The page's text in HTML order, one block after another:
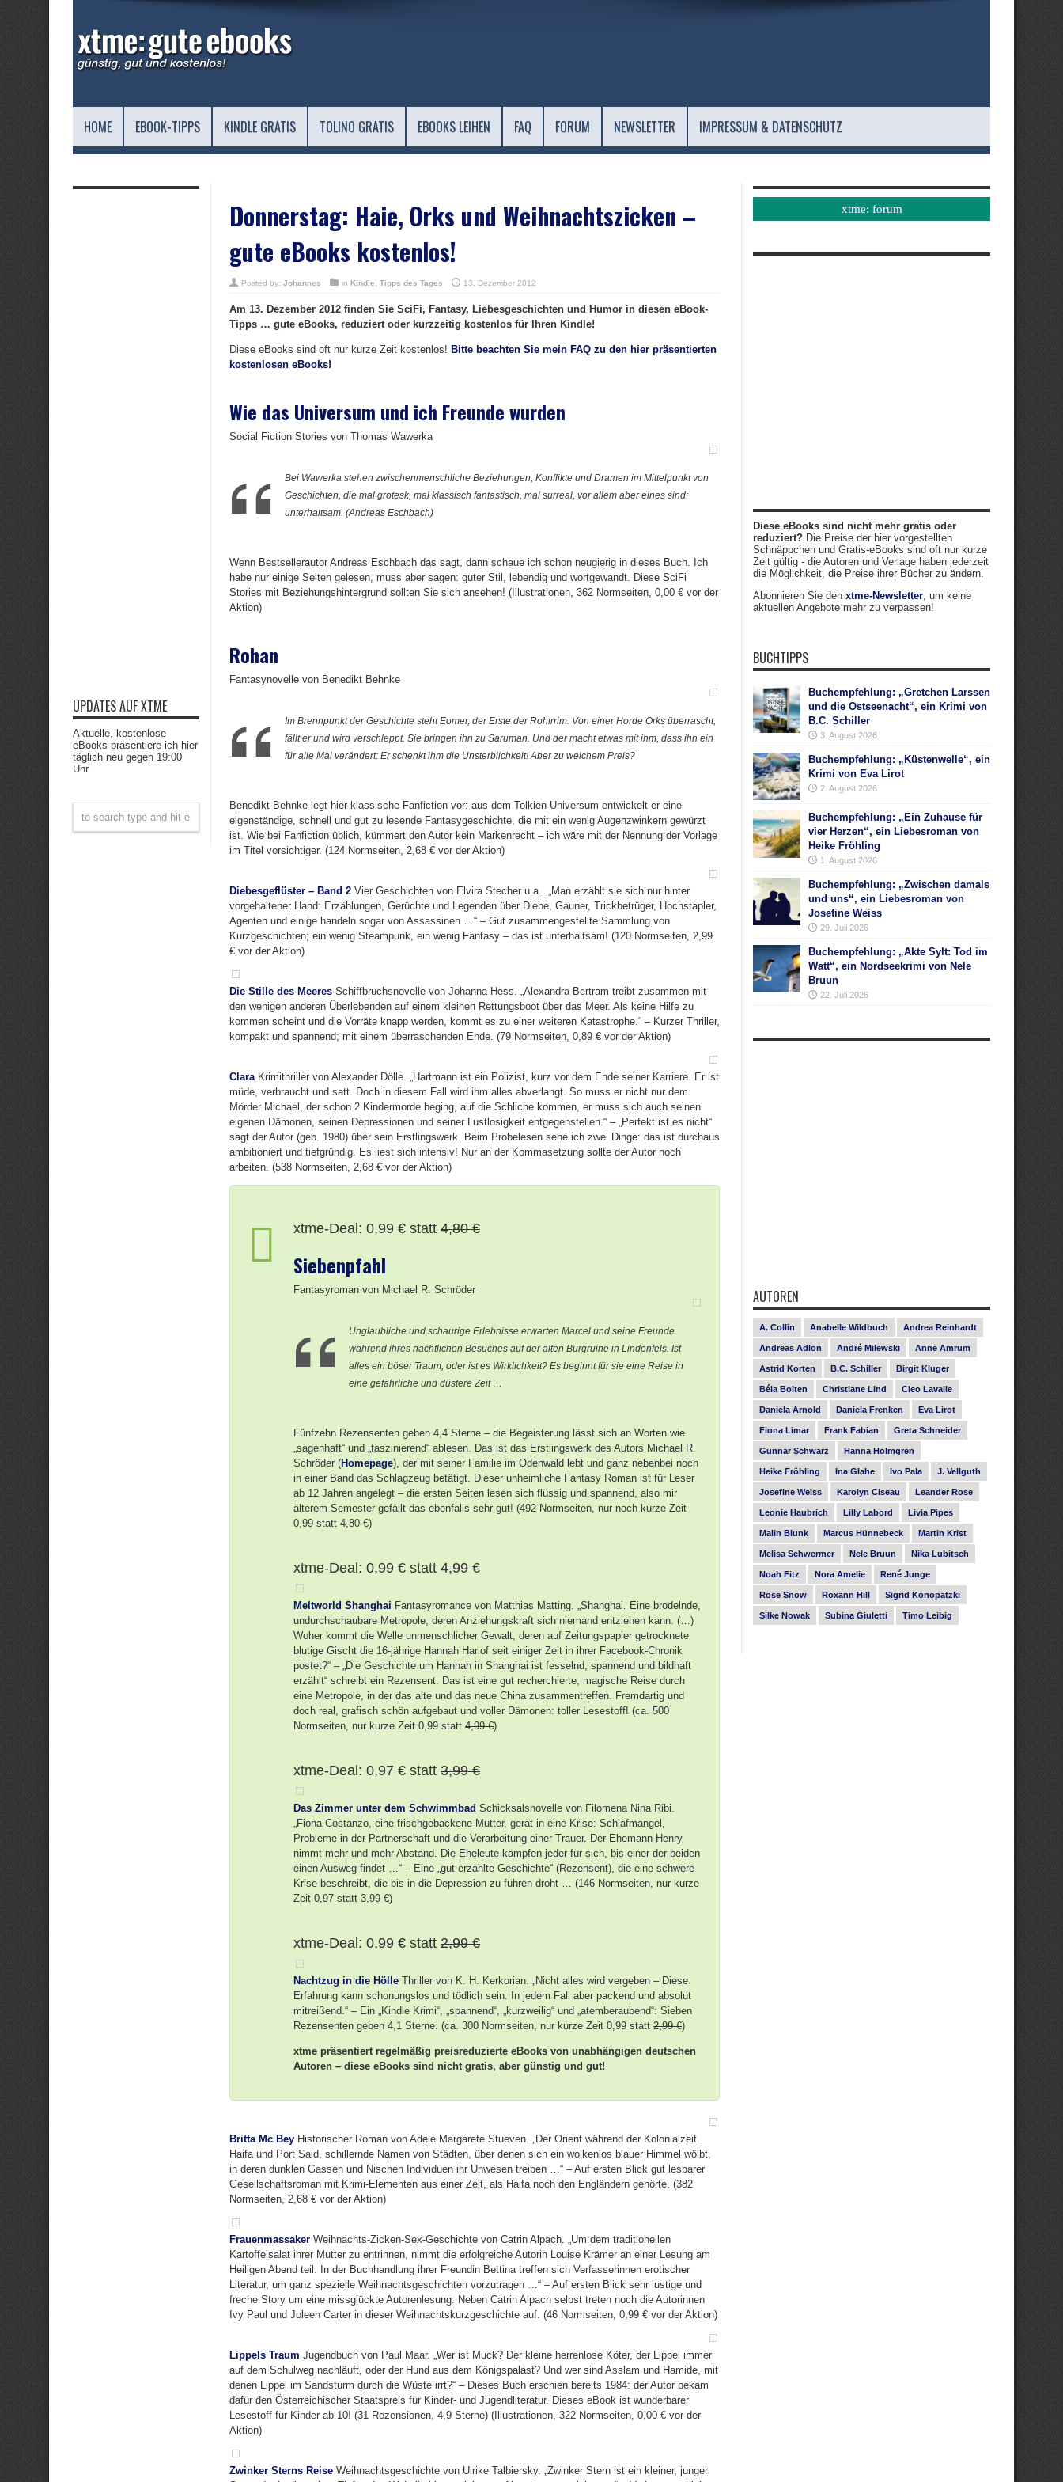
HOME EBOOK-TIPPS KINDLE GRATIS TOLINO GRATIS EBOOKS LEIHEN FAQ FORUM NEWSLETTER IMPRESSUM & DATENSCHUTZ
Donnerstag: Haie, Orks und Weihnachtszicken –
gute eBooks kostenlos!
Posted by: Johannes in Kindle Tipps des Tages 13. Dezember 2012
Am 13. Dezember 2012 finden Sie SciFi, Fantasy, Liebesgeschichten und Humor in diesen eBook-
Tipps … gute eBooks, reduziert oder kurzzeitig kostenlos für Ihren Kindle!
Diese eBooks sind oft nur kurze Zeit kostenlos! Bitte beachten Sie mein FAQ zu den hier präsentierten
kostenlosen eBooks!
Wie das Universum und ich Freunde wurden
Social Fiction Stories von Thomas Wawerka
Bei Wawerka stehen zwischenmenschliche Beziehungen, Konflikte und Dramen im Mittelpunkt von
Geschichten, die mal grotesk, mal klassisch fantastisch, mal surreal, vor allem aber eines sind:
unterhaltsam. (Andreas Eschbach)
Wenn Bestsellerautor Andreas Eschbach das sagt, dann schaue ich schon neugierig in dieses Buch. Ich
habe nur einige Seiten gelesen, muss aber sagen: guter Stil, lebendig und wortgewandt. Diese SciFi
Stories mit Beziehungshintergrund sollten Sie sich ansehen! (Illustrationen, 362 Normseiten, 0,00 € vor der
Aktion)
Rohan
Fantasynovelle von Benedikt Behnke
Im Brennpunkt der Geschichte steht Eomer, der Erste der Rohirrim. Von einer Horde Orks überrascht,
fällt er und wird verschleppt. Sie bringen ihn zu Saruman. Und der macht etwas mit ihm, dass ihn ein
für alle Mal verändert: Er schenkt ihm die Unsterblichkeit! Aber zu welchem Preis?
Benedikt Behnke legt hier klassische Fanfiction vor: aus dem Tolkien-Universum entwickelt er eine
eigenständige, schnell und gut zu lesende Fantasygeschichte, die mit ein wenig Augenzwinkern gewürzt
ist. Wie bei Fanfiction üblich, kümmert den Autor kein Markenrecht – ich wäre mit der Nennung der Vorlage
im Titel vorsichtiger. (124 Normseiten, 2,68 € vor der Aktion)
Diebesgeflüster – Band 2 Vier Geschichten von Elvira Stecher u.a.. „Man erzählt sie sich nur hinter
vorgehaltener Hand: Erzählungen, Gerüchte und Legenden über Diebe, Gauner, Trickbetrüger, Hochstapler,
Agenten und einige handeln sogar von Assassinen …“ – Gut zusammengestellte Sammlung von
Kurzgeschichten; ein wenig Steampunk, ein wenig Fantasy – das ist unterhaltsam! (120 Normseiten, 2,99
€ vor der Aktion)
Die Stille des Meeres Schiffbruchsnovelle von Johanna Hess. „Alexandra Bertram treibt zusammen mit
den wenigen anderen Überlebenden auf einem kleinen Rettungsboot über das Meer. Als keine Hilfe zu
kommen scheint und die Vorräte knapp werden, kommt es zu einer weiteren Katastrophe.“ – Kurzer Thriller,
kompakt und spannend; mit einem überraschenden Ende. (79 Normseiten, 0,89 € vor der Aktion)
ClaraKrimithriller von Alexander Dölle. „Hartmann ist ein Polizist, kurz vor dem Ende seiner Karriere. Er ist
müde, verbraucht und satt. Doch in diesem Fall wird ihm alles abverlangt. So muss er nicht nur dem
Mörder Michael, der schon 2 Kindermorde beging, auf die Schliche kommen, er muss sich auch seinen
eigenen Dämonen, seinen Depressionen und seiner Lustlosigkeit entgegenstellen.“ – „Perfekt ist es nicht“
sagt der Autor (geb. 1980) über sein Erstlingswerk. Beim Probelesen sehe ich zwei Dinge: das ist durchaus
ambitioniert und tiefgründig. Es liest sich intensiv! Nur an der Kommasetzung sollte der Autor noch
arbeiten. (538 Normseiten, 2,68 € vor der Aktion)
xtme-Deal: 0,99 € statt 4,80 €
Siebenpfahl
Fantasyroman von Michael R. Schröder
Unglaubliche und schaurige Erlebnisse erwarten Marcel und seine Freunde
während ihres nächtlichen Besuches auf der alten Burgruine in Lindenfels. Ist
alles ein böser Traum, oder ist es Wirklichkeit? Es beginnt für sie eine Reise in
eine gefährliche und düstere Zeit …
Fünfzehn Rezensenten geben 4,4 Sterne – die Begeisterung lässt sich an Worten wie
„sagenhaft“ und „faszinierend“ ablesen. Das ist das Erstlingswerk des Autors Michael R.
Schröder (Homepage), der mit seiner Familie im Odenwald lebt und ganz nebenbei noch
in einer Band das Schlagzeug betätigt. Dieser unheimliche Fantasy Roman ist für Leser
ab 12 Jahren angelegt – die ersten Seiten lesen sich flüssig und spannend, also mir
älterem Semester gefällt das ebenfalls sehr gut! (492 Normseiten, nur noch kurze Zeit
0,99 statt 4,80 €)
xtme-Deal: 0,99 € statt 4,99 €
Meltworld Shanghai Fantasyromance von Matthias Matting. „Shanghai. Eine brodelnde,
undurchschaubare Metropole, deren Anziehungskraft sich niemand entziehen kann. (…)
Woher kommt die Welle unmenschlicher Gewalt, deren auf Zeitungspapier getrocknete
blutige Gischt die 16-jährige Hannah Harlof seit einiger Zeit in ihrer Facebook-Chronik
postet?“ – „Die Geschichte um Hannah in Shanghai ist fesselnd, spannend und bildhaft
erzählt“ schreibt ein Rezensent. Das ist eine gut recherchierte, magische Reise durch
eine Metropole, in der das alte und das neue China zusammentreffen. Fremdartig und
doch real, grafisch schön aufgebaut und voller Dämonen: toller Lesestoff! (ca. 500
Normseiten, nur kurze Zeit 0,99 statt 4,99 €)
xtme-Deal: 0,97 € statt 3,99 €
Das Zimmer unter dem Schwimmbad Schicksalsnovelle von Filomena Nina Ribi.
„Fiona Costanzo, eine frischgebackene Mutter, gerät in eine Krise: Schlafmangel,
Probleme in der Partnerschaft und die Verarbeitung einer Trauer. Der Ehemann Henry
nimmt mehr und mehr Abstand. Die Eheleute kämpfen jeder für sich, bis einer der beiden
einen Ausweg findet …“ – Eine „gut erzählte Geschichte“ (Rezensent), die eine schwere
Krise beschreibt, die bis in die Depression zu führen droht … (146 Normseiten, nur kurze
Zeit 0,97 statt 3,99 €)
xtme-Deal: 0,99 € statt 2,99 €
Nachtzug in die Hölle Thriller von K. H. Kerkorian. „Nicht alles wird vergeben – Diese
Erfahrung kann schonungslos und tödlich sein. In jedem Fall aber packend und absolut
mitreißend.“ – Ein „Kindle Krimi“, „spannend“, „kurzweilig“ und „atemberaubend“: Sieben
Rezensenten geben 4,1 Sterne. (ca. 300 Normseiten, nur kurze Zeit 0,99 statt 2,99 €)
xtme präsentiert regelmäßig preisreduzierte eBooks von unabhängigen deutschen
Autoren – diese eBooks sind nicht gratis, aber günstig und gut!
Britta Mc Bey Historischer Roman von Adele Margarete Stueven. „Der Orient während der Kolonialzeit.
Haifa und Port Said, schillernde Namen von Städten, über denen sich ein wolkenlos blauer Himmel wölbt,
in deren dunklen Gassen und Nischen Individuen ihr Unwesen treiben …“ – Auf ersten Blick gut lesbarer
Gesellschaftsroman mit Krimi-Elementen aus einer Zeit, als Haifa noch den Engländern gehörte. (382
Normseiten, 2,68 € vor der Aktion)
Frauenmassaker Weihnachts-Zicken-Sex-Geschichte von Catrin Alpach. „Um dem traditionellen
Kartoffelsalat ihrer Mutter zu entrinnen, nimmt die erfolgreiche Autorin Louise Krämer an einer Lesung am
Heiligen Abend teil. In der Buchhandlung ihrer Freundin Bettina treffen sich Verfasserinnen erotischer
Literatur, um ganz spezielle Weihnachtsgeschichten vorzutragen …“ – Auf ersten Blick sehr lustige und
freche Story um eine missglückte Autorenlesung. Neben Catrin Alpach selbst treten noch die Autorinnen
Ivy Paul und Joleen Carter in dieser Weihnachtskurzgeschichte auf. (46 Normseiten, 0,99 € vor der Aktion)
Lippels Traum Jugendbuch von Paul Maar. „Wer ist Muck? Der kleine herrenlose Köter, der Lippel immer
auf dem Schulweg nachläuft, oder der Hund aus dem Königspalast? Und wer sind Asslam und Hamide, mit
denen Lippel im Sandsturm durch die Wüste irrt?“ – Dieses Buch erschien bereits 1984: der Autor bekam
dafür den Österreichischer Staatspreis für Kinder- und Jugendliteratur. Dieses eBook ist wunderbarer
Lesestoff für Kinder ab 10! (31 Rezensionen, 4,9 Sterne) (Illustrationen, 322 Normseiten, 0,00 € vor der
Aktion)
Zwinker Sterns Reise Weihnachtsgeschichte von Ulrike Talbiersky. „Zwinker Stern ist ein kleiner, junger
UPDATES AUF XTME
Aktuelle, kostenlose
eBooks präsentiere ich hier
täglich neu gegen 19:00
Uhr
xtme: forum
Diese eBooks sind nicht mehr gratis oder
reduziert? Die Preise der hier vorgestellten
Schnäppchen und Gratis-eBooks sind oft nur kurze
Zeit gültig - die Autoren und Verlage haben jederzeit
die Möglichkeit, die Preise ihrer Bücher zu ändern.
Abonnieren Sie den xtme-Newsletter, um keine
aktuellen Angebote mehr zu verpassen!
BUCHTIPPS
Buchempfehlung: „Gretchen Larssen
und die Ostseenacht“, ein Krimi von
B.C. Schiller
3. August 2026
Buchempfehlung: „Küstenwelle“, ein
Krimi von Eva Lirot
2. August 2026
Buchempfehlung: „Ein Zuhause für
vier Herzen“, ein Liebesroman von
Heike Fröhling
1. August 2026
Buchempfehlung: „Zwischen damals
und uns“, ein Liebesroman von
Josefine Weiss
29. Juli 2026
Buchempfehlung: „Akte Sylt: Tod im
Watt“, ein Nordseekrimi von Nele
Bruun
22. Juli 2026
AUTOREN
A. Collin Anabelle Wildbuch Andrea Reinhardt
Andreas Adlon André Milewski Anne Amrum
Astrid Korten B.C. Schiller Birgit Kluger
Béla Bolten Christiane Lind Cleo Lavalle
Daniela Arnold Daniela Frenken Eva Lirot
Fiona Limar Frank Fabian Greta Schneider
Gunnar Schwarz Hanna Holmgren
Heike Fröhling Ina Glahe Ivo Pala J. Vellguth
Josefine Weiss Karolyn Ciseau Leander Rose
Leonie Haubrich Lilly Labord Livia Pipes
Malin Blunk Marcus Hünnebeck Martin Krist
Melisa Schwermer Nele Bruun Nika Lubitsch
Noah Fitz Nora Amelie René Junge
Rose Snow Roxann Hill Sigrid Konopatzki
Silke Nowak Subina Giuletti Timo Leibig